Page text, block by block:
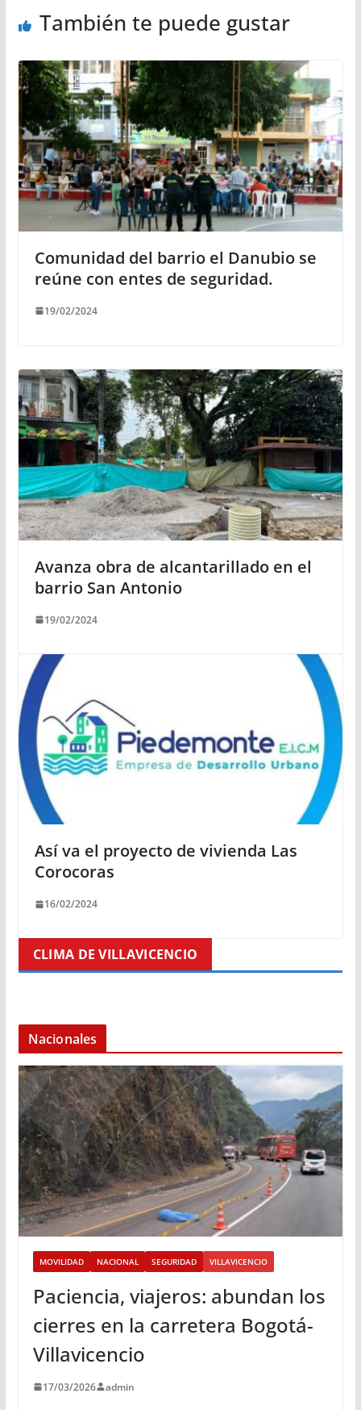
También te puede gustar
Comunidad del barrio el Danubio se
reúne con entes de seguridad.
19/02/2024
Avanza obra de alcantarillado en el
barrio San Antonio
19/02/2024
Así va el proyecto de vivienda Las
Corocoras
16/02/2024
CLIMA DE VILLAVICENCIO
Nacionales
MOVILIDAD NACIONAL SEGURIDAD VILLAVICENCIO
Paciencia, viajeros: abundan los
cierres en la carretera Bogotá-
Villavicencio
17/03/2026 admin